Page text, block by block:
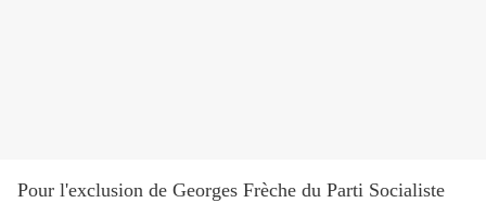
Pour l'exclusion de Georges Frèche du Parti Socialiste